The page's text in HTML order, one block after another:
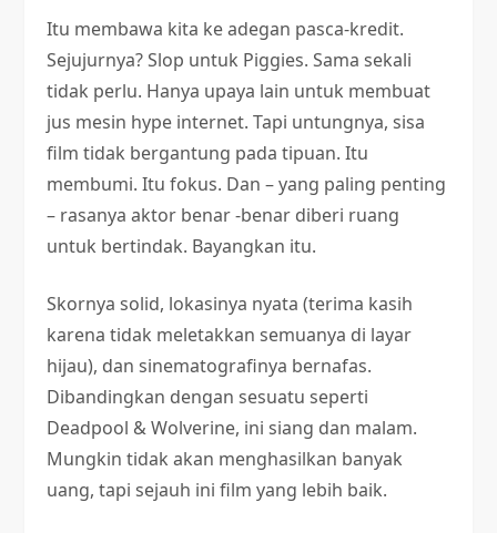
Itu membawa kita ke adegan pasca-kredit.
Sejujurnya? Slop untuk Piggies. Sama sekali
tidak perlu. Hanya upaya lain untuk membuat
jus mesin hype internet. Tapi untungnya, sisa
film tidak bergantung pada tipuan. Itu
membumi. Itu fokus. Dan – yang paling penting
– rasanya aktor benar -benar diberi ruang
untuk bertindak. Bayangkan itu.
Skornya solid, lokasinya nyata (terima kasih
karena tidak meletakkan semuanya di layar
hijau), dan sinematografinya bernafas.
Dibandingkan dengan sesuatu seperti
Deadpool & Wolverine, ini siang dan malam.
Mungkin tidak akan menghasilkan banyak
uang, tapi sejauh ini film yang lebih baik.